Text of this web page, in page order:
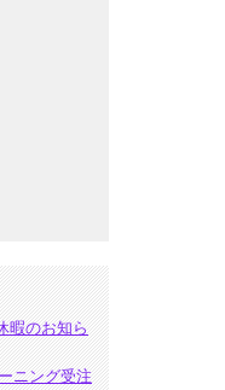
暇のお知ら
ニング受注